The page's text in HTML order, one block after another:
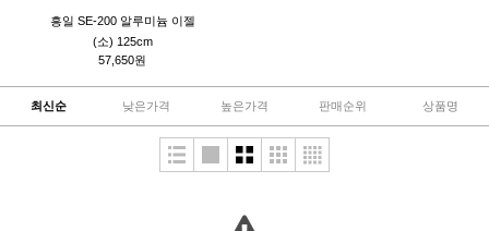
흥일 SE-200 알루미늄 이젤
(소) 125cm
57,650원
최신순 낮은가격 높은가격 판매순위 상품명